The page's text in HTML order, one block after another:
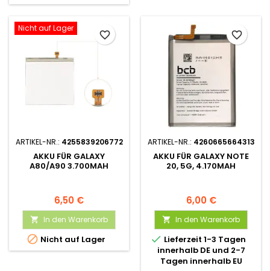
Nicht auf Lager
ARTIKEL-NR.: 4255839206772
AKKU FÜR GALAXY
A80/A90 3.700MAH
6,50 €
 In den Warenkorb
 Nicht auf Lager
favorite_border
ARTIKEL-NR.: 4260665664313
AKKU FÜR GALAXY NOTE
20, 5G, 4.170MAH
6,00 €
 In den Warenkorb
 Lieferzeit 1-3 Tagen
innerhalb DE und 2-7
Tagen innerhalb EU
favorite_border